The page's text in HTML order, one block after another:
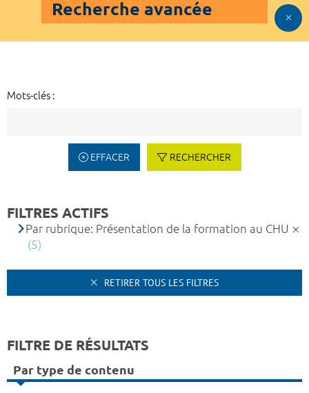
Recherche avancée
Mots-clés :
EFFACER RECHERCHER
FILTRES ACTIFS
Par rubrique: Présentation de la formation au CHU
(5)
RETIRER TOUS LES FILTRES
FILTRE DE RÉSULTATS
Par type de contenu